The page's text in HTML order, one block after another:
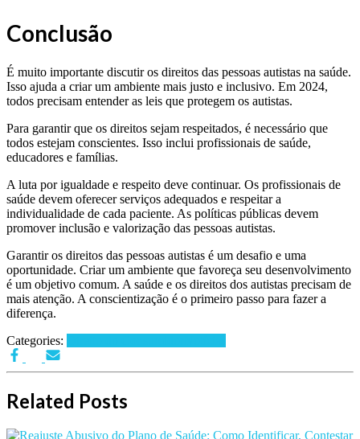
Conclusão
É muito importante discutir os direitos das pessoas autistas na saúde.
Isso ajuda a criar um ambiente mais justo e inclusivo. Em 2024,
todos precisam entender as leis que protegem os autistas.
Para garantir que os direitos sejam respeitados, é necessário que
todos estejam conscientes. Isso inclui profissionais de saúde,
educadores e famílias.
A luta por igualdade e respeito deve continuar. Os profissionais de
saúde devem oferecer serviços adequados e respeitar a
individualidade de cada paciente. As políticas públicas devem
promover inclusão e valorização das pessoas autistas.
Garantir os direitos das pessoas autistas é um desafio e uma
oportunidade. Criar um ambiente que favoreça seu desenvolvimento
é um objetivo comum. A saúde e os direitos dos autistas precisam de
mais atenção. A conscientização é o primeiro passo para fazer a
diferença.
Categories:
Related Posts